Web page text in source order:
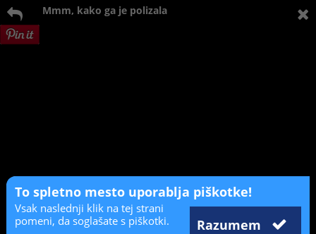
Mmm, kako ga je polizala
To spletno mesto uporablja piškotke!
Razumem
Vsak naslednji klik na tej strani
pomeni, da soglašate s piškotki.